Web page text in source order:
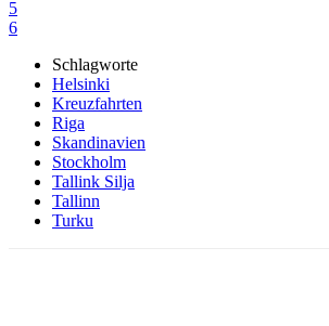
5
6
Schlagworte
Helsinki
Kreuzfahrten
Riga
Skandinavien
Stockholm
Tallink Silja
Tallinn
Turku